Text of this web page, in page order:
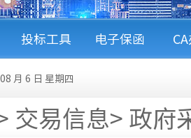
投标工具 电子保函
月 6 日 星期四
交易信息>政府